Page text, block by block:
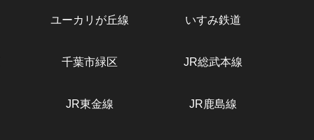
ユーカリが丘線 いすみ鉄道
千葉市緑区 JR総武本線
JR東金線 JR鹿島線